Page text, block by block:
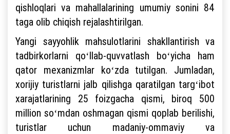
qishloqlari va mahallalarining umumiy sonini 84
taga olib chiqish rejalashtirilgan.
Yangi sayyohlik mahsulotlarini shakllantirish va
tadbirkorlarni qoʻllab-quvvatlash boʻyicha ham
qator mexanizmlar koʻzda tutilgan. Jumladan,
xorijiy turistlarni jalb qilishga qaratilgan targʻibot
xarajatlarining 25 foizgacha qismi, biroq 500
million soʻmdan oshmagan qismi qoplab berilishi,
turistlar uchun madaniy-ommaviy va